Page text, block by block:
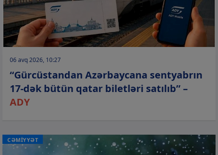
06 avq 2026, 10:27
“Gürcüstandan Azərbaycana sentyabrın
17-dək bütün qatar biletləri satılıb” –
ADY
CƏMİYYƏT